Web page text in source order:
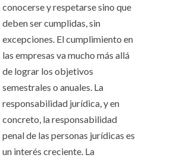
conocerse y respetarse sino que
deben ser cumplidas, sin
excepciones. El cumplimiento en
las empresas va mucho más allá
de lograr los objetivos
semestrales o anuales. La
responsabilidad jurídica, y en
concreto, la responsabilidad
penal de las personas jurídicas es
un interés creciente. La